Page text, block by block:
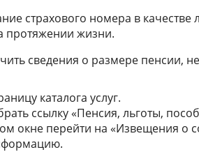
страхового номера в
протяжении жизни.
сведения о размере пенсии,
каталога услуг.
ссылку «Пенсия, льготы,
окне перейти на «Извещения о